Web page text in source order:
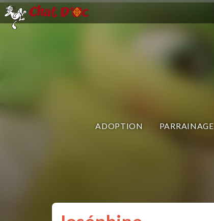
ADOPTION PARRAINAGE